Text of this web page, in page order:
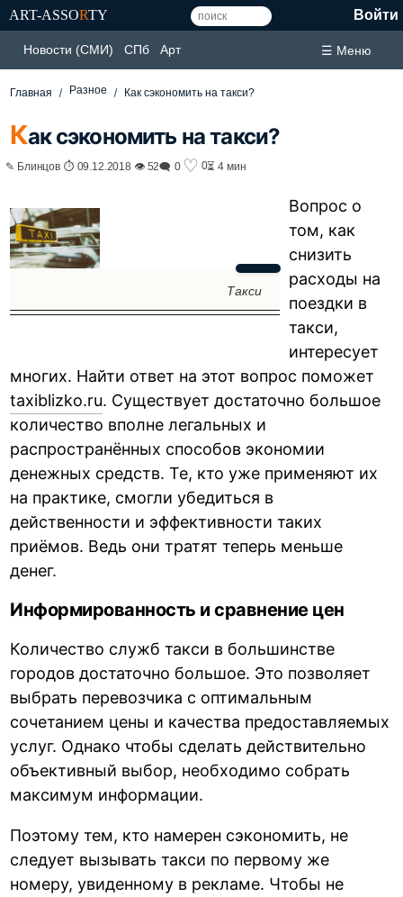
ART-ASSORTY Войти
Новости (СМИ) СПб Арт ☰ Меню
Главная Разное Как сэкономить на такси?
Как сэкономить на такси?
✎ Блинцов ⏱ 09.12.2018 👁 52🗨 0 ♡ 0⏳ 4 мин
Такси
Вопрос о
том, как
снизить
расходы на
поездки в
такси,
интересует
многих. Найти ответ на этот вопрос поможет
taxiblizko.ru. Существует достаточно большое
количество вполне легальных и
распространённых способов экономии
денежных средств. Те, кто уже применяют их
на практике, смогли убедиться в
действенности и эффективности таких
приёмов. Ведь они тратят теперь меньше
денег.
Информированность и сравнение цен
Количество служб такси в большинстве
городов достаточно большое. Это позволяет
выбрать перевозчика с оптимальным
сочетанием цены и качества предоставляемых
услуг. Однако чтобы сделать действительно
объективный выбор, необходимо собрать
максимум информации.
Поэтому тем, кто намерен сэкономить, не
следует вызывать такси по первому же
номеру, увиденному в рекламе. Чтобы не